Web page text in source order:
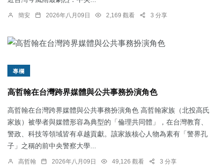
簡安 2026年八月09日 2,169 觀看 3 分享
專欄
高哲翰在台灣跨界媒體與公共事務扮演角色
高哲翰在台灣跨界媒體與公共事務扮演角色 高哲翰家族（北投高氏
家族）被學者與媒體形容為典型的「倫理共同體」，在台灣教育、
警政、科技等領域皆有卓越貢獻。該家族核心人物為素有「警界孔
子」之稱的前中央警察大學...
高哲翰 2026年八月09日 49,126 觀看 3 分享